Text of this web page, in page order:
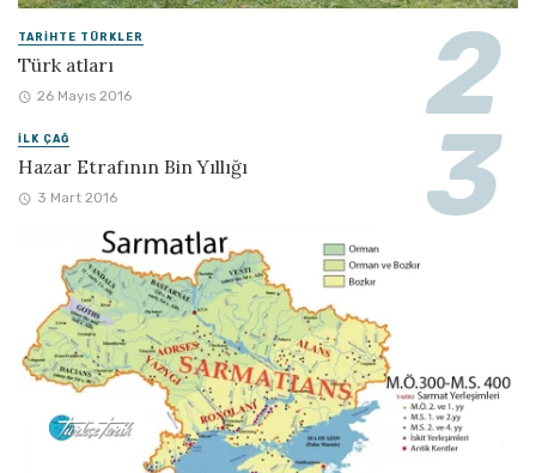
TARIHTE TÜRKLER
Türk atları
26 Mayıs 2016
İLK ÇAĞ
Hazar Etrafının Bin Yıllığı
3 Mart 2016